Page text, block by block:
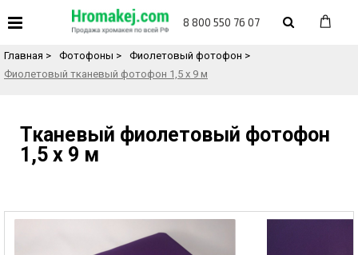
8 800 550 76 07
Назад в каталог товаров
Главная > Фотофоны > Фиолетовый фотофон >
Фиолетовый тканевый фотофон 1,5 х 9 м
Тканевый фиолетовый фотофон
1,5 х 9 м